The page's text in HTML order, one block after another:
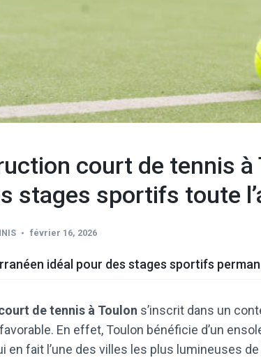
court de tennis à
stages sportifs toute
février 16, 2026
idéal pour des stages sportifs
de tennis à Toulon s’inscrit dans un
En effet, Toulon bénéficie d’un
en fait l’une des villes les plus lumineuses